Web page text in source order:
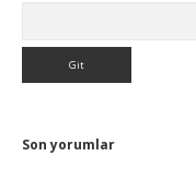
Son yorumlar